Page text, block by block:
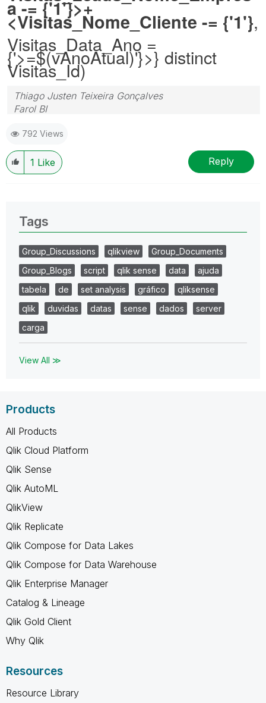
a -= {'1'}>+
<Visitas_Nome_Cliente -= {'1'},
Visitas_Data_Ano =
{'>=$(vAnoAtual)'}>} distinct
Visitas_Id)
Thiago Justen Teixeira Gonçalves
Farol BI
Skype: justen.thiago
792 Views
1 Like Reply
Tags
Group_Discussions qlikview
Group_Documents
Group_Blogs
script qlik sense data
ajuda
tabela
de set analysis gráfico
qliksense
qlik
duvidas datas sense dados
server
carga
View All ≫
Products
All Products
Qlik Cloud Platform
Qlik Sense
Qlik AutoML
QlikView
Qlik Replicate
Qlik Compose for Data Lakes
Qlik Compose for Data Warehouse
Qlik Enterprise Manager
Catalog & Lineage
Qlik Gold Client
Why Qlik
Resources
Resource Library